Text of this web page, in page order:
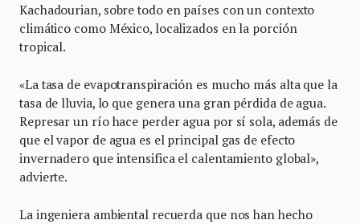
Kachadourian, sobre todo en países con un contexto
climático como México, localizados en la porción
tropical.
«La tasa de evapotranspiración es mucho más alta que la
tasa de lluvia, lo que genera una gran pérdida de agua.
Represar un río hace perder agua por sí sola, además de
que el vapor de agua es el principal gas de efecto
invernadero que intensifica el calentamiento global»,
advierte.
La ingeniera ambiental recuerda que nos han hecho